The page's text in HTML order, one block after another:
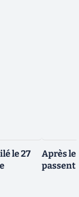
le 27
Après le
passent